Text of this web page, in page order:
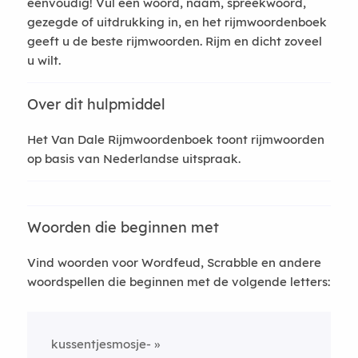
gezegde of uitdrukking in, en het rijmwoordenboek
geeft u de beste rijmwoorden. Rijm en dicht zoveel
u wilt.
Over dit hulpmiddel
Het Van Dale Rijmwoordenboek toont rijmwoorden
op basis van Nederlandse uitspraak.
Woorden die beginnen met
Vind woorden voor Wordfeud, Scrabble en andere
woordspellen die beginnen met de volgende letters:
kussentjesmosje-